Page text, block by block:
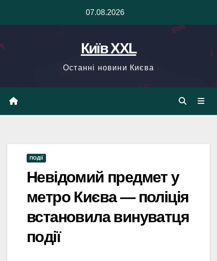
07.08.2026
Київ XXL
Останні новини Києва
ПОДІЇ
Невідомий предмет у
метро Києва — поліція
встановила винуватця
події